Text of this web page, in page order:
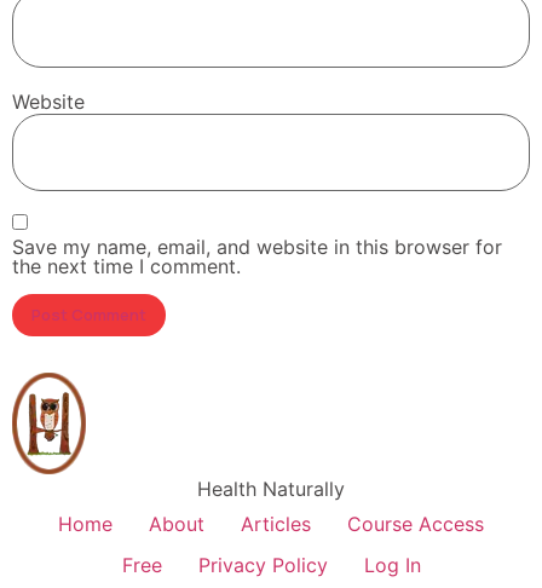
Website
Save my name, email, and website in this browser for
the next time I comment.
Health Naturally
Home
About Articles
Course Access
Free
Privacy Policy Log In